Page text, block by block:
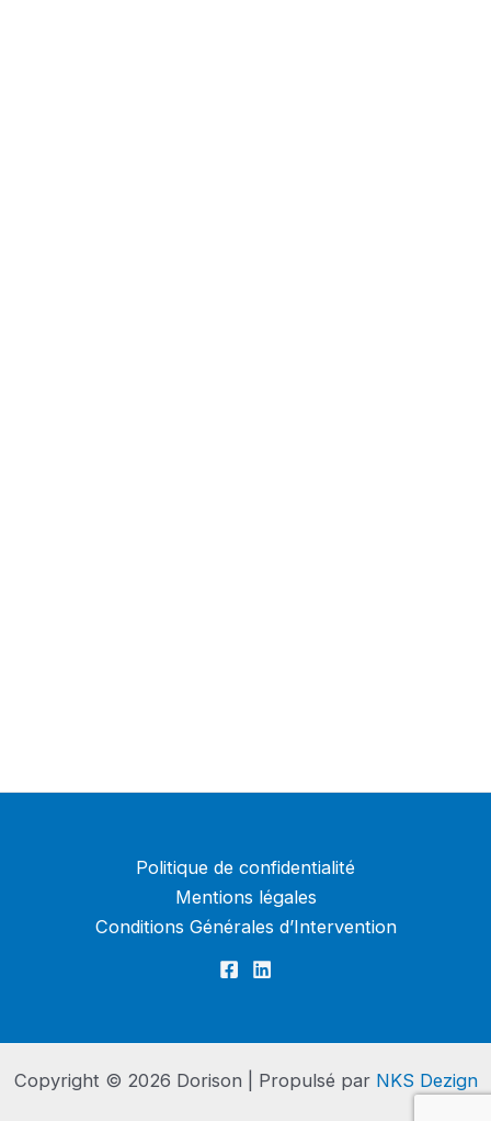
Politique de confidentialité
Mentions légales
Conditions Générales d’Intervention
Copyright © 2026 Dorison | Propulsé par NKS Dezign